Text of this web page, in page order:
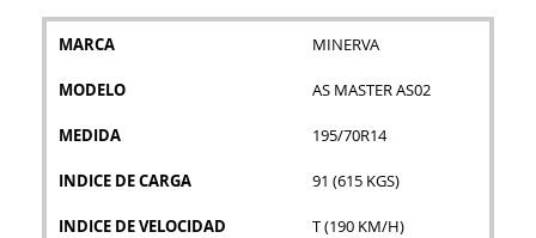
MARCA MINERVA
MODELO AS MASTER AS02
MEDIDA 195/70R14
INDICE DE CARGA 91 (615 KGS)
INDICE DE VELOCIDAD T (190 KM/H)
galería
imágenes